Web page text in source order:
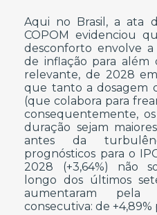
Aqui no Brasil, a ata
COPOM evidenciou
desconforto envolve
de inflação para além
relevante, de 2028
que tanto a dosagem
(que colabora para
consequentemente,
duração sejam
antes da
prognósticos para o
2028 (+3,64%) não
longo dos últimos
aumentaram pela
consecutiva: de +4,89%